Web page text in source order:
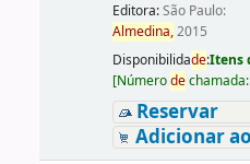
Editora:São Paulo:
Almedina,2015
Disponibilidade:Itens
[Númerodechamada:
Reservar
Adicionar